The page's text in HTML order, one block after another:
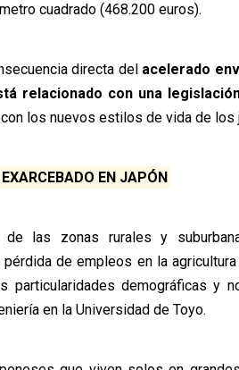
cuadrado (468.200 euros).
directa del acelerado
relacionado con una
los nuevos estilos de vida de los
EN JAPÓN
de las zonas rurales y
de empleos en la
particularidades demográficas y
en la Universidad de Toyo.